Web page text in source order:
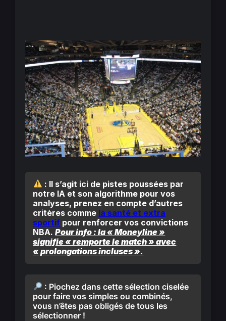
: Il s’agit ici de pistes poussées par
notre IA et son algorithme pour vos
analyses, prenez en compte d’autres
critères comme la santé et extra
sportif pour renforcer vos convictions
NBA.Pour info : la « Moneyline »
signifie « remporte le match » avec
« prolongations incluses ».
: Piochez dans cette sélection ciselée
pour faire vos simples ou combinés,
vous n’êtes pas obligés de tous les
sélectionner !